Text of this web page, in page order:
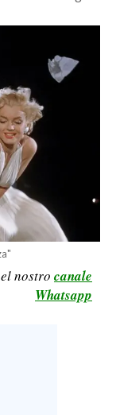
nostro canale
Whatsapp